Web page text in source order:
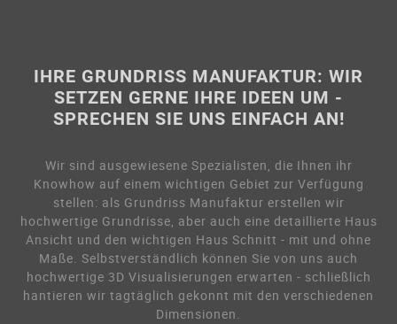
IHRE GRUNDRISS MANUFAKTUR: WIR
SETZEN GERNE IHRE IDEEN UM -
SPRECHEN SIE UNS EINFACH AN!
Wir sind ausgewiesene Spezialisten, die Ihnen ihr
Knowhow auf einem wichtigen Gebiet zur Verfügung
stellen: als Grundriss Manufaktur erstellen wir
hochwertige Grundrisse, aber auch eine detaillierte Haus
Ansicht und den wichtigen Haus Schnitt - mit und ohne
Maße. Selbstverständlich können Sie von uns auch
hochwertige 3D Visualisierungen erwarten - schließlich
hantieren wir tagtäglich gekonnt mit den verschiedenen
Dimensionen.